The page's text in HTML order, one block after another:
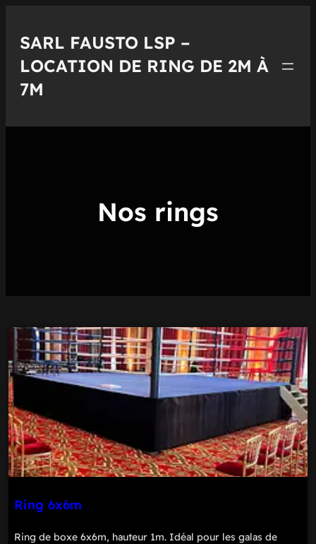
SARL FAUSTO LSP –
LOCATION DE RING DE 2M À
7M
Nos rings
Ring 6x6m
Ring de boxe 6x6m, hauteur 1m. Idéal pour les galas de